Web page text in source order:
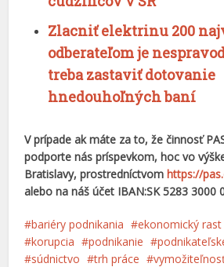
Zlacniť elektrinu 200
odberateľom je
treba zastaviť dotovanie
hnedouhoľných baní
V prípade ak máte za to, že činnosť
podporte nás príspevkom, hoc vo
Bratislavy, prostredníctvomhttps://
alebo na náš účet IBAN:SK 5283 3000
bariéry podnikania ekonomický rast
korupcia
podnikanie
súdnictvo
trh práce